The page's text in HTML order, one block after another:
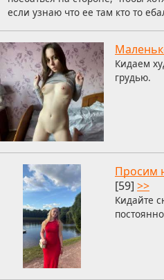
если узнаю что ее там кто то
Кидаем
грудью.
Просим
[59] >>
Кидайте